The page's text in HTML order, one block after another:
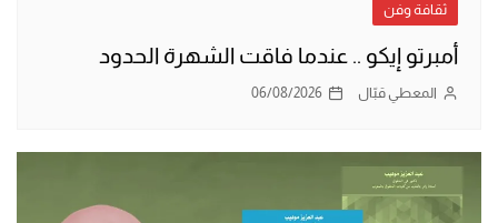
ثقافة وفن
أمبرتو إيكو .. عندما فاقت الشهرة الحدود
المعطي قبّال 06/08/2026